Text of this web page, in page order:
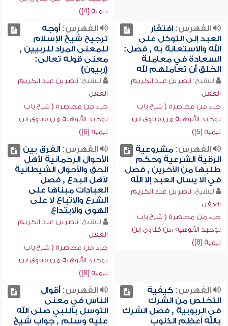
تيمية [4])
الفهرس:افتقار
العبد إلى التوكل على
الله والاستعانة به , فصل:
السعادة في معاملة
الخلق أن تعاملهم لله
للشيخ: ناصر بن عبد الكريم
العقل
جزء من محاضرة ( شرح باب
توحيد الألوهية من فتاوى ابن
تيمية [5])
الفهرس:أوجه
ترجيح شيخ الإسلام
للمعنى المراد للربيين ,
معنى قوله تعالى:
(ربيون)
للشيخ: ناصر بن عبد الكريم
العقل
جزء من محاضرة ( شرح باب
توحيد الألوهية من فتاوى ابن
تيمية [6])
الفهرس:مشروعية
الرقية الشرعية وحكم
طلبها من الآخرين , فصل
في ألا يسأل العبد إلا الله
للشيخ: ناصر بن عبد الكريم
العقل
جزء من محاضرة ( شرح باب
توحيد الألوهية من فتاوى ابن
تيمية [8])
الفهرس:الفرق بين
الأحوال الرحمانية لأهل
الحق والأحوال الشيطانية
لأهل البدع , فصل
العبادات مبناها على
الشرع والاتباع لا على
الهوى والابتداع
للشيخ: ناصر بن عبد الكريم
العقل
جزء من محاضرة ( شرح باب
توحيد الألوهية من فتاوى ابن
تيمية [8])
الفهرس:كيفية
التخلص من الشرك
في الربوبية , فصل الشرك
بالله أعظم الذنوب
الفهرس:أقوال
الناس في معنى
التوسل بالنبي صلى الله
عليه وسلم , جواب شيخ